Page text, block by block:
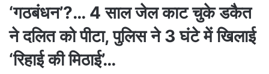
‘गठबंधन’?… 4 साल जेल काट चुके डकैत
ने दलित को पीटा, पुलिस ने 3 घंटे में खिलाई
‘रिहाई की मिठाई’…